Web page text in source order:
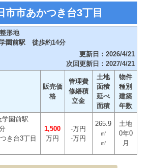
市市あかつき台3丁目
形地
園前駅 徒歩約14分
更新日：2026/4/21
次回更新日：2027/4/21
販売価
格
管理費
修繕積
立金
土地
面積
延べ
面積
物件
種別
建築
年数
学園前駅
き台3丁目
1,500
万円
-万円
-万円
265.9
㎡
㎡
土地
0年0
月